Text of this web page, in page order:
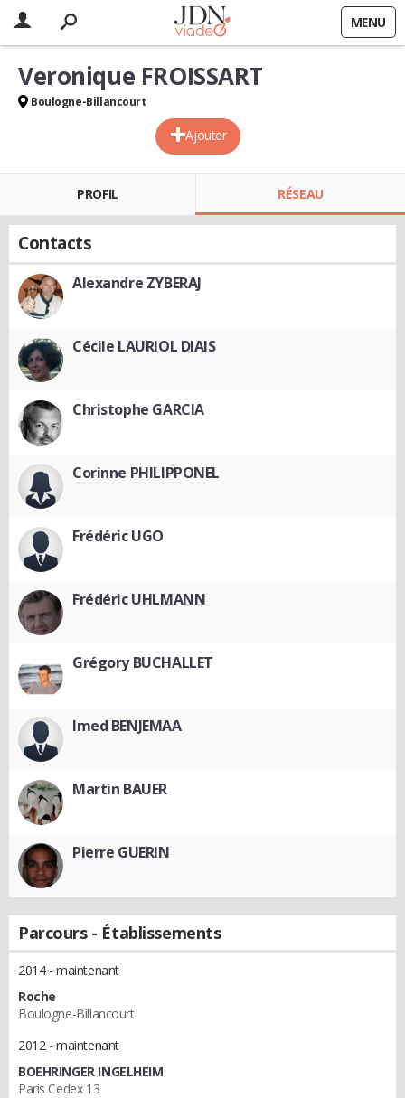
MENU
Ajouter
Veronique FROISSART
Boulogne-Billancourt
PROFIL RÉSEAU
Contacts
Alexandre ZYBERAJ
Cécile LAURIOL DIAIS
Christophe GARCIA
Corinne PHILIPPONEL
Frédéric UGO
Frédéric UHLMANN
Grégory BUCHALLET
Imed BENJEMAA
Martin BAUER
Pierre GUERIN
Parcours - Établissements
2014 - maintenant
Roche
Boulogne-Billancourt
2012 - maintenant
BOEHRINGER INGELHEIM
Paris Cedex 13